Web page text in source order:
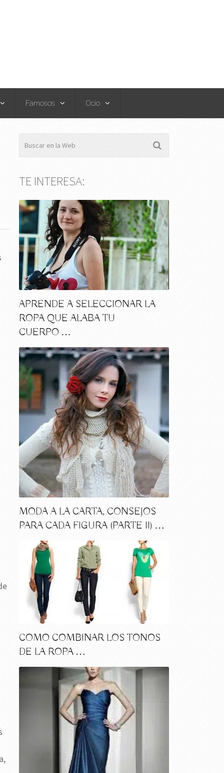
Famosos Ocio
TE INTERESA:
APRENDE A SELECCIONAR LA
ROPA QUE ALABA TU
CUERPO …
MODA A LA CARTA, CONSEJOS
PARA CADA FIGURA (PARTE II) …
COMO COMBINAR LOS TONOS
DE LA ROPA …